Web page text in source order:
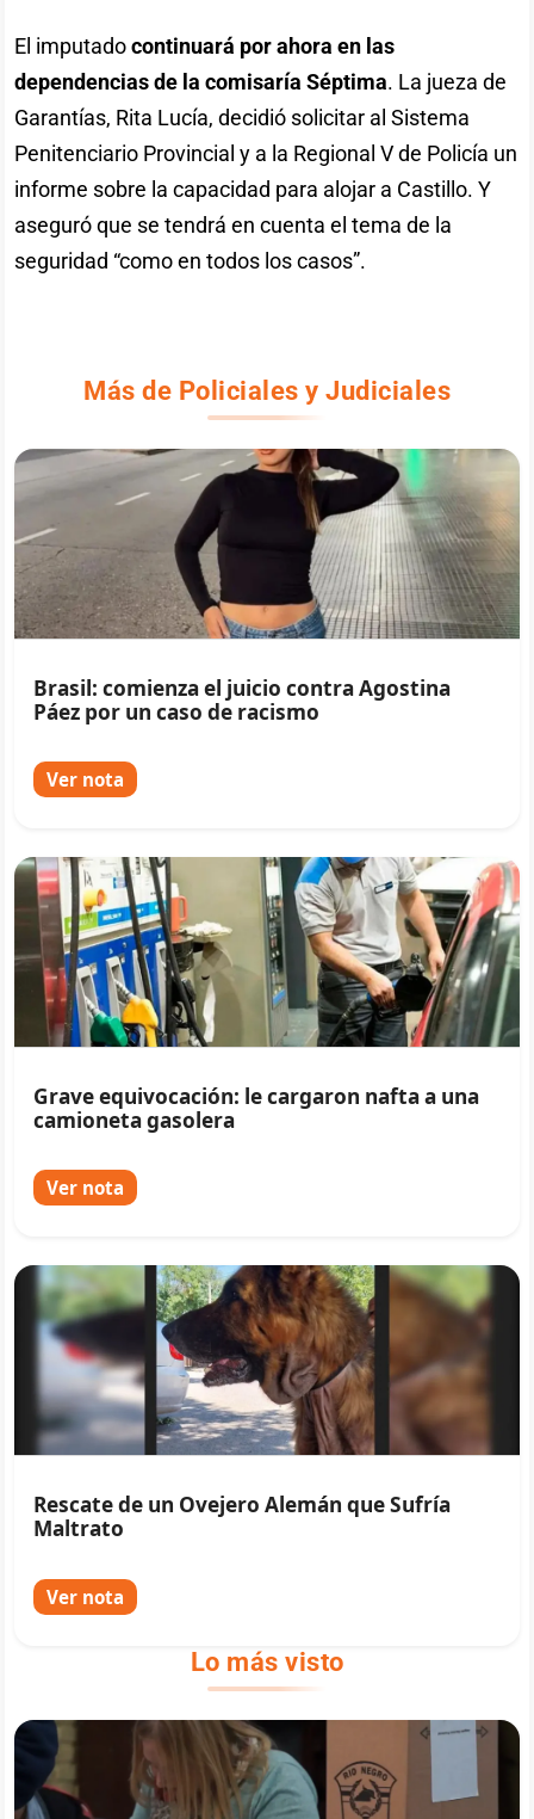
El imputadocontinuará por ahora en las
dependencias de la comisaría Séptima. La jueza de
Garantías, Rita Lucía, decidió solicitar al Sistema
Penitenciario Provincial y a la Regional V de Policía un
informe sobre la capacidad para alojar a Castillo. Y
aseguró que se tendrá en cuenta el tema de la
seguridad “como en todos los casos”.
Más de Policiales y Judiciales
Brasil: comienza el juicio contra Agostina
Páez por un caso de racismo
Ver nota
Grave equivocación: le cargaron nafta a una
camioneta gasolera
Ver nota
Rescate de un Ovejero Alemán que Sufría
Maltrato
Ver nota
Lo más visto